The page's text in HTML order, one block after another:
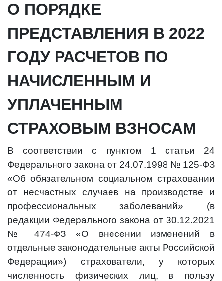
О ПОРЯДКЕ
ПРЕДСТАВЛЕНИЯ В 2022
ГОДУ РАСЧЕТОВ ПО
НАЧИСЛЕННЫМ И
УПЛАЧЕННЫМ
СТРАХОВЫМ ВЗНОСАМ
В соответствии с пунктом 1 статьи 24
Федерального закона от 24.07.1998 № 125-ФЗ
«Об обязательном социальном страховании
от несчастных случаев на производстве и
профессиональных заболеваний» (в
редакции Федерального закона от 30.12.2021
№ 474-ФЗ «О внесении изменений в
отдельные законодательные акты Российской
Федерации») страхователи, у которых
численность физических лиц, в пользу